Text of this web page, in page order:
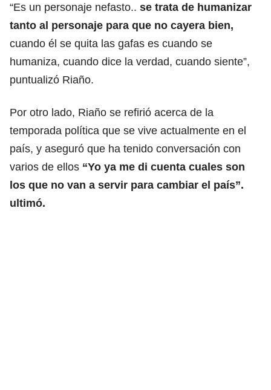
“Es un personaje nefasto.. se trata de humanizar
tanto al personaje para que no cayera bien,
cuando él se quita las gafas es cuando se
humaniza, cuando dice la verdad, cuando siente”,
puntualizó Riaño.
Por otro lado, Riaño se refirió acerca de la
temporada política que se vive actualmente en el
país, y aseguró que ha tenido conversación con
varios de ellos “Yo ya me di cuenta cuales son
los que no van a servir para cambiar el país”.
ultimó.